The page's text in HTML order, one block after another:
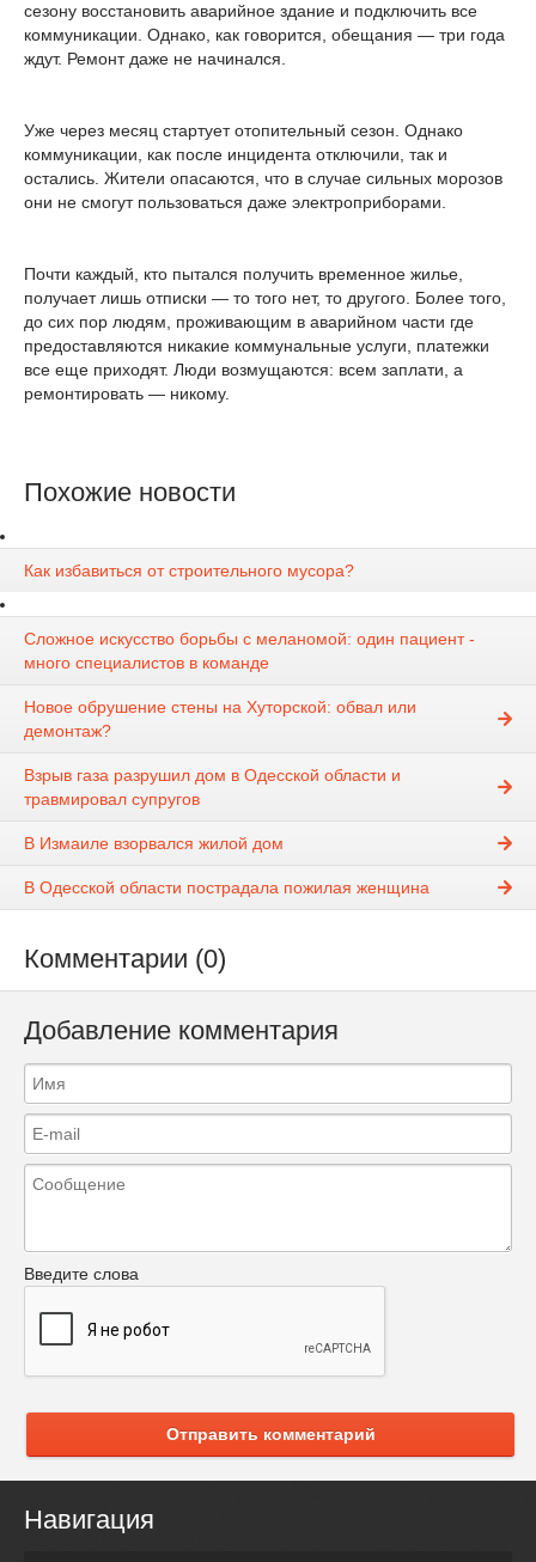
сезону восстановить аварийное здание и подключить все
коммуникации. Однако, как говорится, обещания — три года
ждут. Ремонт даже не начинался.
Уже через месяц стартует отопительный сезон. Однако
коммуникации, как после инцидента отключили, так и
остались. Жители опасаются, что в случае сильных морозов
они не смогут пользоваться даже электроприборами.
Почти каждый, кто пытался получить временное жилье,
получает лишь отписки — то того нет, то другого. Более того,
до сих пор людям, проживающим в аварийном части где
предоставляются никакие коммунальные услуги, платежки
все еще приходят. Люди возмущаются: всем заплати, а
ремонтировать — никому.
Похожие новости
Как избавиться от строительного мусора?
Сложное искусство борьбы с меланомой: один пациент -
много специалистов в команде
Новое обрушение стены на Хуторской: обвал или
демонтаж?
Взрыв газа разрушил дом в Одесской области и
травмировал супругов
В Измаиле взорвался жилой дом
В Одесской области пострадала пожилая женщина
Комментарии (0)
Добавление комментария
Введите слова
Отправить комментарий
Навигация